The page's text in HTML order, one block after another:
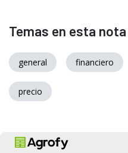
Temas en esta nota
general financiero
precio